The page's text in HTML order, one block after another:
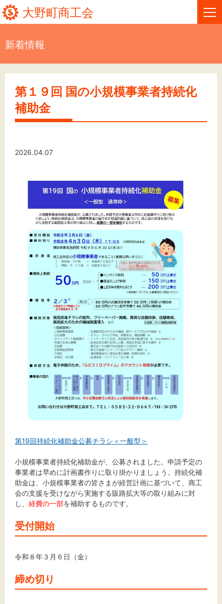
大野町商工会
大野町商工会情報
お問い合わせ
文字サイズ
標準 拡大
背景色
黒 白 黄
新着情報
第１９回 国の小規模事業者持続化
補助金
2026.04.07
第19回持続化補助金公募チラシ＜一般型＞
小規模事業者持続化補助金が、公募されました。申請予定の
事業者は早めに計画書作りに取り掛かりましょう。持続化補
助金は、小規模事業者の皆さまが経営計画に基づいて、商工
会の支援を受けながら実施する販路拡大等の取り組みに対
し、 経費の一部を補助するものです。
受付開始
令和８年３月６日（金）
締め切り